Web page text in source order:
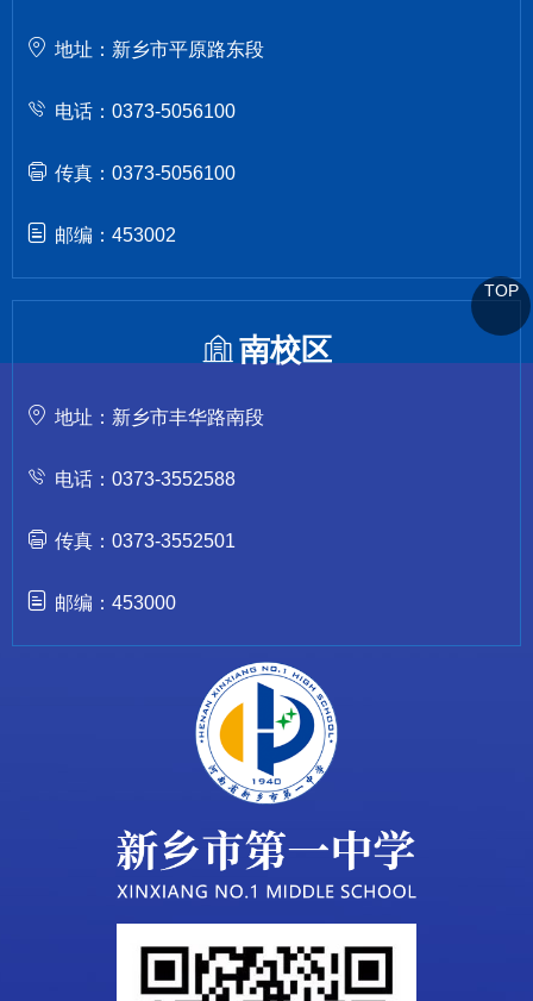
地址：新乡市平原路东段
电话：0373-5056100
传真：0373-5056100
邮编：453002
南校区
地址：新乡市丰华路南段
电话：0373-3552588
传真：0373-3552501
邮编：453000
TOP